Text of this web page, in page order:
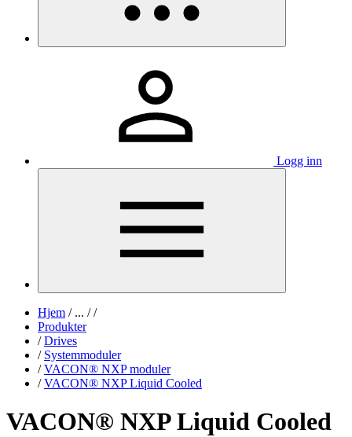
Logg inn
Hjem /... / /
Produkter
/ Drives
/ Systemmoduler
/ VACON® NXP moduler
/ VACON® NXP Liquid Cooled
VACON® NXP Liquid Cooled